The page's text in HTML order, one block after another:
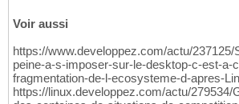
Voir aussi
https://www.developpez.com/actu/237125/
peine-a-s-imposer-sur-le-desktop-c-est-a-
fragmentation-de-l-ecosysteme-d-apres-
https://linux.developpez.com/actu/279534/